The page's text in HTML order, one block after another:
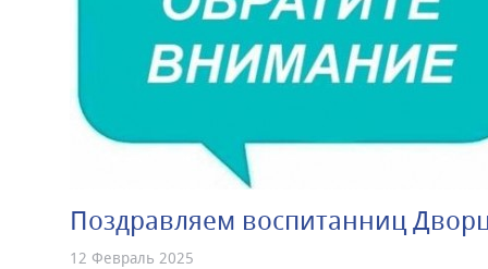
Поздравляем воспитанниц
12 Февраль 2025